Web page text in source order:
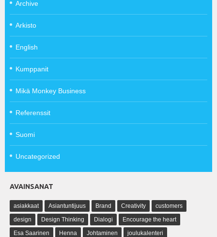
Archive
Arkisto
English
Kumppanit
Mikä Monkey Business
Referenssit
Suomi
Uncategorized
AVAINSANAT
asiakkaat Asiantuntijuus Brand Creativity
customers
design
Design Thinking Dialogi
Encourage the heart
Esa Saarinen
Henna Johtaminen
joulukalenteri